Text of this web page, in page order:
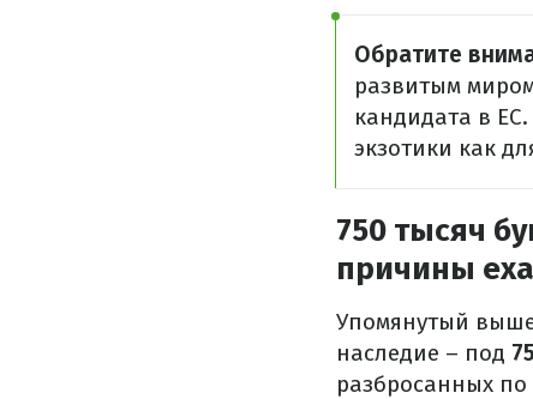
Обратите
развитым
кандидата в
экзотики как
750 тысяч
причины
Упомянутый
наследие – под
разбросанных